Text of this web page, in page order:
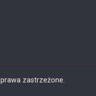
zastrzeżone.